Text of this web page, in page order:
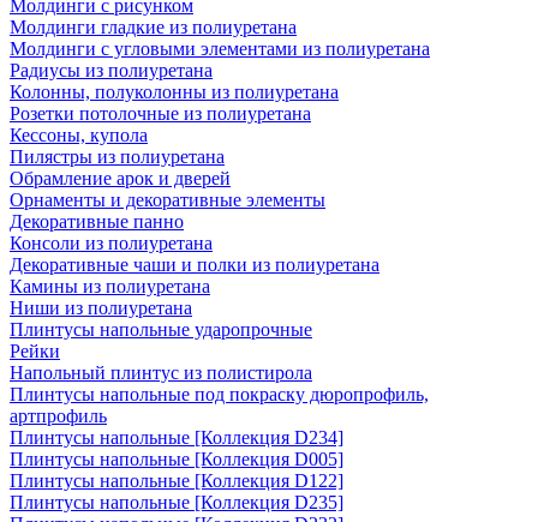
Молдинги c рисунком
Молдинги гладкие из полиуретана
Молдинги с угловыми элементами из полиуретана
Радиусы из полиуретана
Колонны, полуколонны из полиуретана
Розетки потолочные из полиуретана
Кессоны, купола
Пилястры из полиуретана
Обрамление арок и дверей
Орнаменты и декоративные элементы
Декоративные панно
Консоли из полиуретана
Декоративные чаши и полки из полиуретана
Камины из полиуретана
Ниши из полиуретана
Плинтусы напольные ударопрочные
Рейки
Напольный плинтус из полистирола
Плинтусы напольные под покраску дюропрофиль,
артпрофиль
Плинтусы напольные [Коллекция D234]
Плинтусы напольные [Коллекция D005]
Плинтусы напольные [Коллекция D122]
Плинтусы напольные [Коллекция D235]